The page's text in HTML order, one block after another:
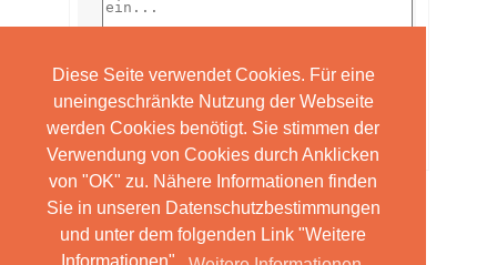
Diese Seite verwendet Cookies. Für eine
uneingeschränkte Nutzung der Webseite
werden Cookies benötigt. Sie stimmen der
Verwendung von Cookies durch Anklicken
von "OK" zu. Nähere Informationen finden
Sie in unseren Datenschutzbestimmungen
und unter dem folgenden Link "Weitere